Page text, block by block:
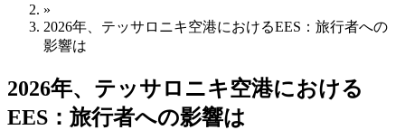
»
2026年、テッサロニキ空港におけるEES：旅行者への
影響は
2026年、テッサロニキ空港における
EES：旅行者への影響は